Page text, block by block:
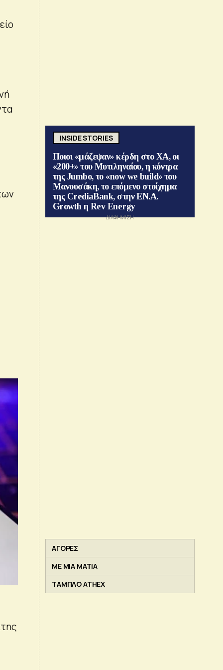
INSIDE STORIES
Ποιοι «μάζεψαν» κέρδη στο ΧΑ, οι
«200+» του Μυτιληναίου, η κόντρα
της Jumbo, το «now we build» του
Μανουσάκη, το επόμενο στοίχημα
της CrediaBank, στην ΕΝ.Α.
Growth η Rev Energy
ΑΓΟΡΕΣ
ΜΕ ΜΙΑ ΜΑΤΙΑ
ΤΑΜΠΛΟ ATHEX